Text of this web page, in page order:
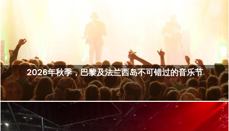
2026年秋季，巴黎及法兰西岛不可错过的音乐节